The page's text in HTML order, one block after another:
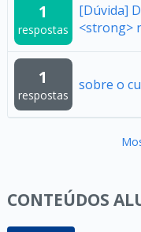
1
respostas
[Dúvida]
<strong>
1
respostas
sobre o
CONTEÚDOS